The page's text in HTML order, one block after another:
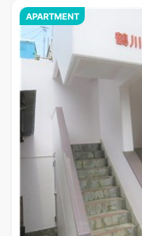
APARTMENT